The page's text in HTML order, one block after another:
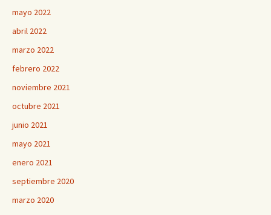
mayo 2022
abril 2022
marzo 2022
febrero 2022
noviembre 2021
octubre 2021
junio 2021
mayo 2021
enero 2021
septiembre 2020
marzo 2020